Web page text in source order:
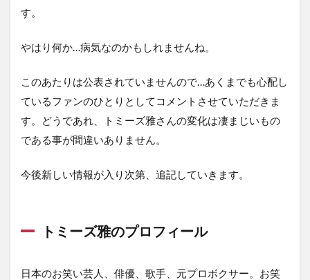
す。
やはり何か…病気なのかもしれませんね。
このあたりは公表されていませんので…あくまでも心配し
ているファンのひとりとしてコメントさせていただきま
す。どうであれ、トミーズ雅さんの変化は凄まじいもの
である事が間違いありません。
今後新しい情報が入り次第、追記していきます。
トミーズ雅のプロフィール
日本のお笑い芸人、俳優、歌手、元プロボクサー。お笑